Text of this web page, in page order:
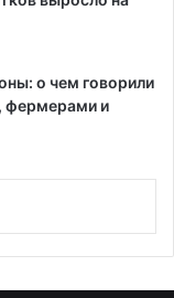
о чем говорили
фермерами и